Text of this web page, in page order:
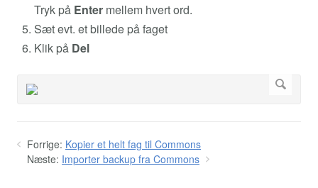
Tryk på Enter mellem hvert ord.
Sæt evt. et billede på faget
Klik på Del
Forrige: Kopier et helt fag til Commons
Næste: Importer backup fra Commons